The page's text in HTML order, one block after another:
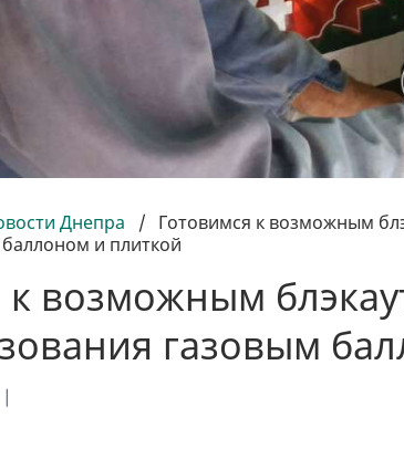
Днепра / Готовимся к возможным
и плиткой
к возможным
газовым